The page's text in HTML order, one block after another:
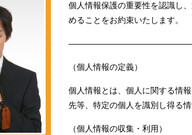
個人情報保護の重要性を認識し
めることをお約束いたします。
（個人情報の定義）
個人情報とは、個人に関する情
先等、特定の個人を識別し得る情
（個人情報の収集・利用）